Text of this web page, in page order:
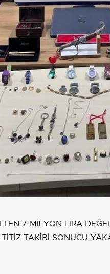
7 MİLYON LİRA
TİTİZ TAKİBİ SONUCU